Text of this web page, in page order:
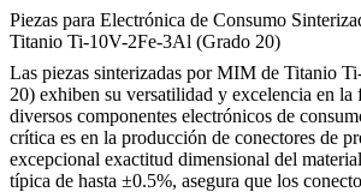
Piezas para Electrónica de Consumo
Titanio Ti-10V-2Fe-3Al (Grado 20)
Las piezas sinterizadas por MIM de Titanio
20) exhiben su versatilidad y excelencia en la
diversos componentes electrónicos de
crítica es en la producción de conectores de
excepcional exactitud dimensional del
típica de hasta ±0.5%, asegura que los